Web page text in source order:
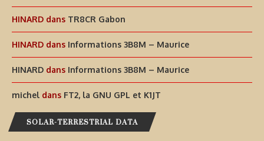
HINARD dans TR8CR Gabon
HINARD dans Informations 3B8M – Maurice
HINARD dans Informations 3B8M – Maurice
michel dans FT2, la GNU GPL et K1JT
SOLAR-TERRESTRIAL DATA